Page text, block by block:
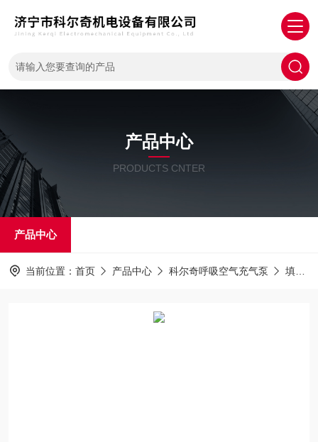
产品中心
PRODUCTS CNTER
产品中心
当前位置： 首页 产品中心 科尔奇呼吸空气充气泵 填充泵